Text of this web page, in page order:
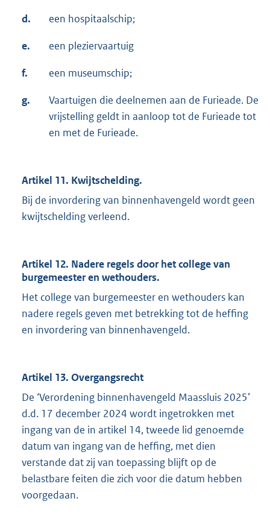
d. een hospitaalschip;
e. een pleziervaartuig
f. een museumschip;
g.
Vaartuigen die deelnemen aan de Furieade. De
vrijstelling geldt in aanloop tot de Furieade tot
en met de Furieade.
Artikel 11. Kwijtschelding.
Bij de invordering van binnenhavengeld wordt geen
kwijtschelding verleend.
Artikel 12. Nadere regels door het college van
burgemeester en wethouders.
Het college van burgemeester en wethouders kan
nadere regels geven met betrekking tot de heffing
en invordering van binnenhavengeld.
Artikel 13. Overgangsrecht
De ‘Verordening binnenhavengeld Maassluis 2025’
d.d. 17 december 2024 wordt ingetrokken met
ingang van de in artikel 14, tweede lid genoemde
datum van ingang van de heffing, met dien
verstande dat zij van toepassing blijft op de
belastbare feiten die zich voor die datum hebben
voorgedaan.